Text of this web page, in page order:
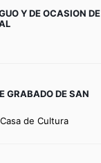
Y DE OCASION DE
GRABADO DE SAN
de Cultura